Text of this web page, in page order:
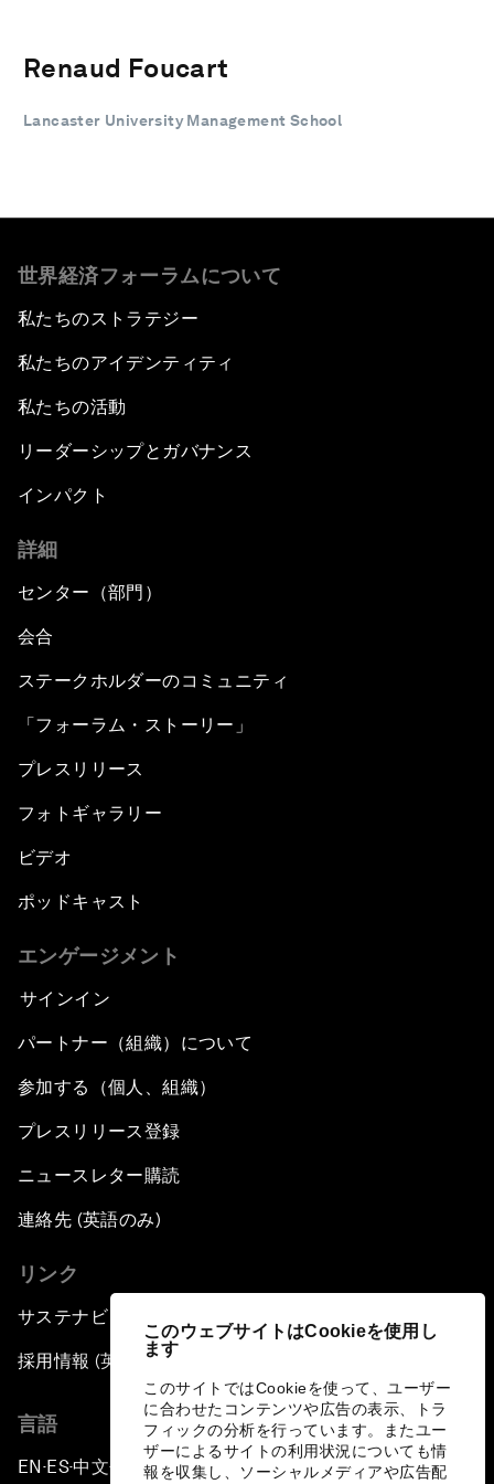
このウェブサイトはCookieを使用し
ます
このサイトではCookieを使って、ユーザー
に合わせたコンテンツや広告の表示、トラ
フィックの分析を行っています。またユー
ザーによるサイトの利用状況についても情
報を収集し、ソーシャルメディアや広告配
Renaud Foucart
Lancaster University Management School
世界経済フォーラムについて
私たちのストラテジー
私たちのアイデンティティ
私たちの活動
リーダーシップとガバナンス
インパクト
詳細
センター（部門）
会合
ステークホルダーのコミュニティ
「フォーラム・ストーリー」
プレスリリース
フォトギャラリー
ビデオ
ポッドキャスト
エンゲージメント
サインイン
パートナー（組織）について
参加する（個人、組織）
プレスリリース登録
ニュースレター購読
連絡先 (英語のみ)
リンク
サステナビリティへの取り組み
採用情報 (英語のみ)
言語
EN ▪ES▪中文▪ 日本語